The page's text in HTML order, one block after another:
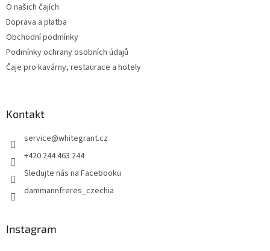
O našich čajích
Doprava a platba
Obchodní podmínky
Podmínky ochrany osobních údajů
Čaje pro kavárny, restaurace a hotely
Kontakt
service@whitegrant.cz
+420 244 463 244
Sledujte nás na Facebooku
dammannfreres_czechia
Instagram